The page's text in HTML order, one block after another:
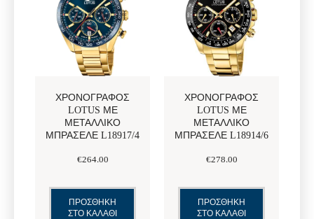
ΧΡΟΝΟΓΡΆΦΟΣ
LOTUS ΜΕ
ΜΕΤΑΛΛΙΚΌ
ΜΠΡΑΣΕΛΈ L18917/4
€264.00
ΠΡΟΣΘΗΚΗ
ΣΤΟ ΚΑΛΑΘΙ
ΧΡΟΝΟΓΡΆΦΟΣ
LOTUS ΜΕ
ΜΕΤΑΛΛΙΚΌ
ΜΠΡΑΣΕΛΈ L18914/6
€278.00
ΠΡΟΣΘΗΚΗ
ΣΤΟ ΚΑΛΑΘΙ